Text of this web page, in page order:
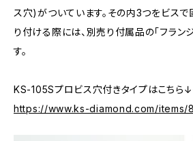
ス穴)がついています。その内3つをビスで
り付ける際には、別売り付属品の「フラン
す。
KS-105Sプロビス穴付きタイプはこちら
https://www.ks-diamond.com/items/